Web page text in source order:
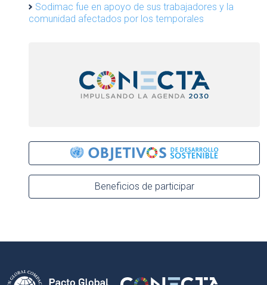
Sodimac fue en apoyo de sus trabajadores y la
comunidad afectados por los temporales
Beneficios de participar